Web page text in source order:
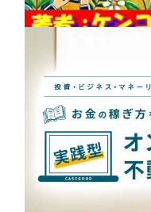
Casegood(カセグ
口コミ、メリット
【徹底解説】